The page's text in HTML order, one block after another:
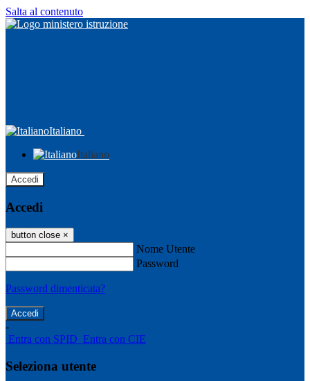
Salta al contenuto
Italiano
Italiano
Accedi
Accedi
button close ×
Nome Utente
Password
Password dimenticata?
-
Entra con SPID Entra con CIE
Seleziona utente